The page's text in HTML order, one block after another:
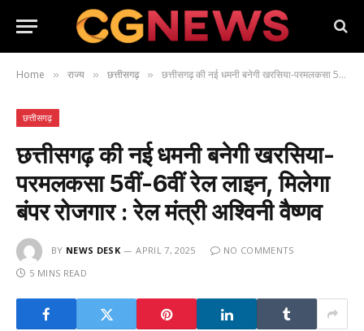
Home » राज्य » छत्तीसगढ़ » छत्तीसगढ़ की नई धमनी बनेगी खरसिया-परमलकसा 5वीं-6वीं रेल लाइन, मिलेगा बंपर रोजगार : रेल मंत्री अश्विनी वैष्णव
छत्तीसगढ़
छत्तीसगढ़ की नई धमनी बनेगी खरसिया-
परमलकसा 5वीं-6वीं रेल लाइन, मिलेगा
बंपर रोजगार : रेल मंत्री अश्विनी वैष्णव
BY NEWS DESK APRIL 7, 2025
NO COMMENTS
5 MINS READ